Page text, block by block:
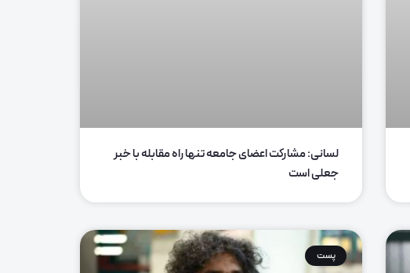
لسانی: مشارکت اعضای جامعه تنها راه مقابله با خبر
جعلی است
پست